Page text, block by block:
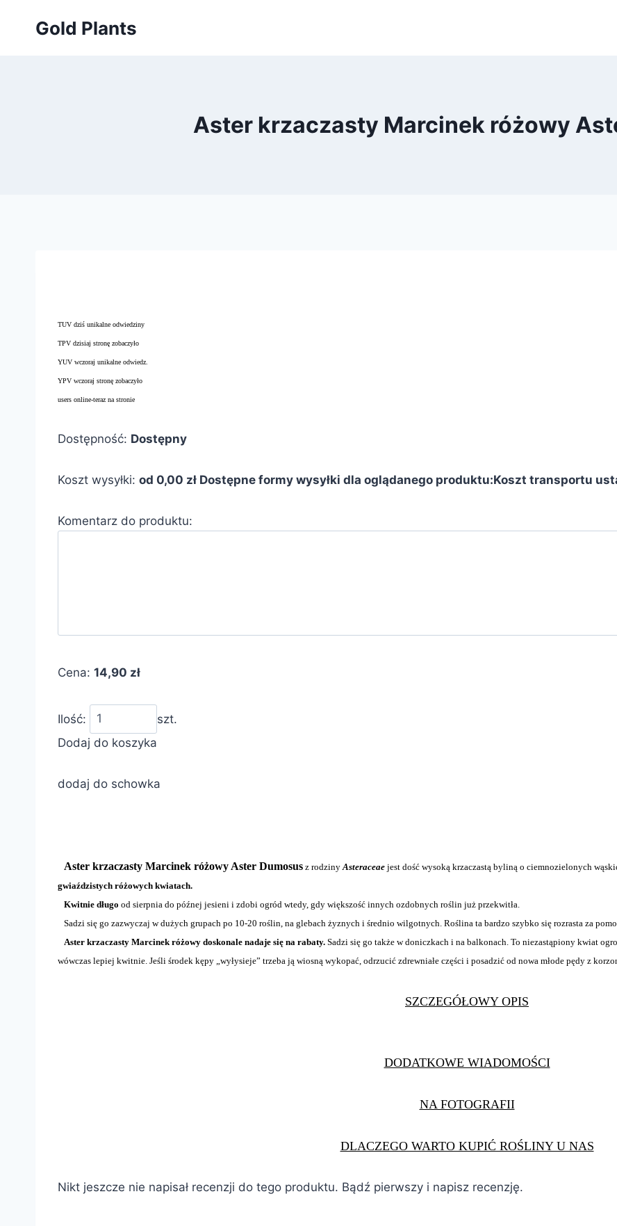
Gold Plants
Aster krzaczasty Marcinek różowy
TUV dziś unikalne odwiedziny
TPV dzisiaj stronę zobaczyło
YUV wczoraj unikalne odwiedz.
YPV wczoraj stronę zobaczyło
users online-teraz na stronie
Dostępność: Dostępny
Koszt wysyłki: od 0,00 zł Dostępne formy wysyłki dla oglądanego produktu:Koszt transportu
Komentarz do produktu:
Cena: 14,90 zł
Ilość:
szt.
Dodaj do koszyka
dodaj do schowka
Aster krzaczasty Marcinek różowy Aster Dumosus z rodzinyAsteraceae jest dość wysoką krzaczastą byliną o ciemnozielonych
gwiaździstych różowych kwiatach.
Kwitnie długo od sierpnia do późnej jesieni i zdobi ogród wtedy, gdy większość innych ozdobnych roślin już przekwitła.
Sadzi się go zazwyczaj w dużych grupach po 10-20 roślin, na glebach żyznych i średnio wilgotnych. Roślina ta bardzo szybko się rozrasta za
Aster krzaczasty Marcinek różowy doskonale nadaje się na rabaty. Sadzi się go także w doniczkach i na balkonach. To niezastąpiony kwiat
wówczas lepiej kwitnie. Jeśli środek kępy „wyłysieje” trzeba ją wiosną wykopać, odrzucić zdrewniałe części i posadzić od nowa młode pędy z
SZCZEGÓŁOWY OPIS
DODATKOWE WIADOMOŚCI
NA FOTOGRAFII
DLACZEGO WARTO KUPIĆ ROŚLINY U NAS
Nikt jeszcze nie napisał recenzji do tego produktu. Bądź pierwszy i napisz recenzję.